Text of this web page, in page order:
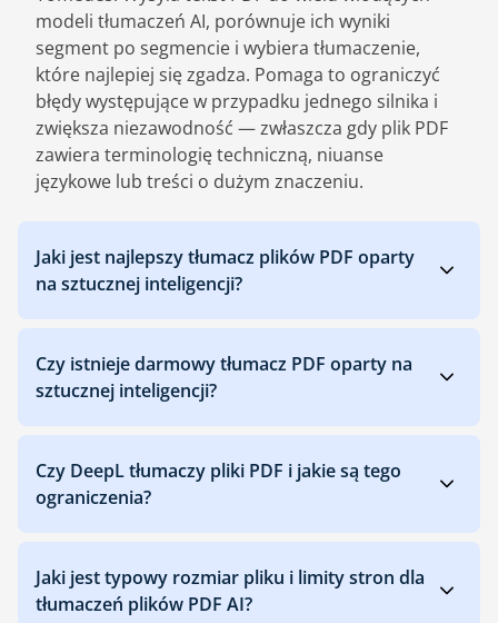
modeli tłumaczeń AI, porównuje ich wyniki
segment po segmencie i wybiera tłumaczenie,
które najlepiej się zgadza. Pomaga to ograniczyć
błędy występujące w przypadku jednego silnika i
zwiększa niezawodność — zwłaszcza gdy plik PDF
zawiera terminologię techniczną, niuanse
językowe lub treści o dużym znaczeniu.
Jaki jest najlepszy tłumacz plików PDF oparty
na sztucznej inteligencji?
Czy istnieje darmowy tłumacz PDF oparty na
sztucznej inteligencji?
Czy DeepL tłumaczy pliki PDF i jakie są tego
ograniczenia?
Jaki jest typowy rozmiar pliku i limity stron dla
tłumaczeń plików PDF AI?